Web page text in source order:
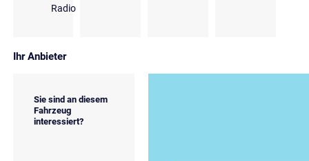
Radio
Ihr Anbieter
Sie sind an diesem
Fahrzeug
interessiert?